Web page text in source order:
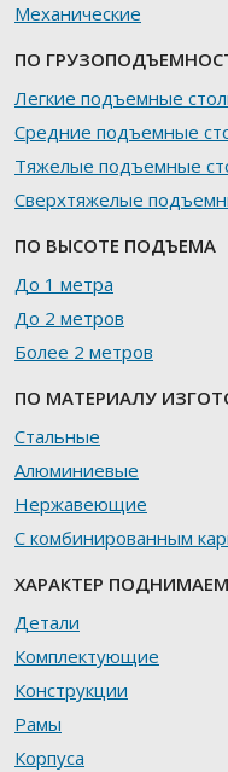
Механические
ПО
Легкие подъемные
Средние подъемные
Тяжелые подъемные
Сверхтяжелые
ПО ВЫСОТЕ ПОДЪЕМА
До 1 метра
До 2 метров
Более 2 метров
ПО МАТЕРИАЛУ
Стальные
Алюминиевые
Нержавеющие
С комбинированным
ХАРАКТЕР
Детали
Комплектующие
Конструкции
Рамы
Корпуса